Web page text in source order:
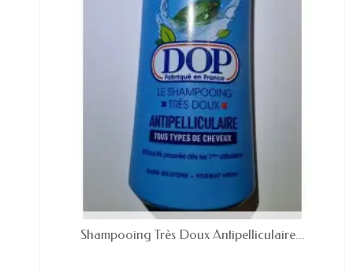
DERNIERS ARTICLES EN STOCK
Shampooing Très Doux Antipelliculaire...